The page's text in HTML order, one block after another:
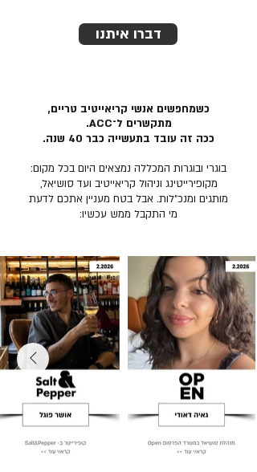
דברו איתנו
כשמחפשים אנשי קריאייטיב טריים,
מתקשרים ל־ACC.
ככה זה עובד בתעשייה כבר 40 שנה.
בוגרי ובוגרות המכללה נמצאים היום בכל מקום:
מקופירייטינג וניהול קריאייטיב ועד סושיאל,
מותגים ומנכ״לות. אבל בטח מעניין אתכם לדעת
מי התקבל ממש עכשיו: